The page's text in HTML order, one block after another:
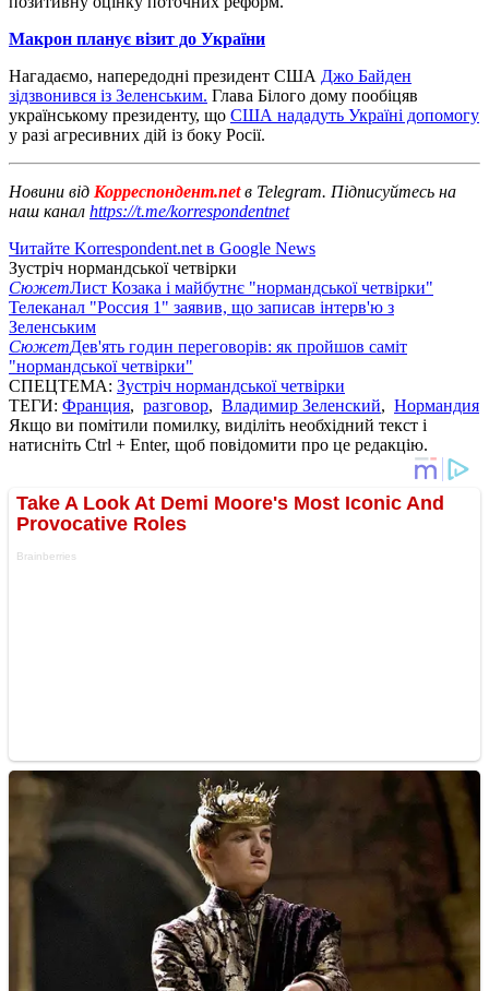
Макрон планує візит до України
Нагадаємо, напередодні президент США Джо Байден
зідзвонився із Зеленським. Глава Білого дому пообіцяв
українському президенту, що США нададуть Україні допомогу
у разі агресивних дій із боку Росії.
Новини від Корреспондент.netв Telegram. Підписуйтесь на
наш канал https://t.me/korrespondentnet
Читайте Korrespondent.net в Google News
Зустріч нормандської четвірки
СюжетЛист Козака і майбутнє "нормандської четвірки"
Телеканал "Россия 1" заявив, що записав інтерв'ю з
Зеленським
СюжетДев'ять годин переговорів: як пройшов саміт
"нормандської четвірки"
СПЕЦТЕМА: Зустріч нормандської четвірки
ТЕГИ: Франция, разговор, Владимир Зеленский, Нормандия
Якщо ви помітили помилку, виділіть необхідний текст і
натисніть Ctrl + Enter, щоб повідомити про це редакцію.